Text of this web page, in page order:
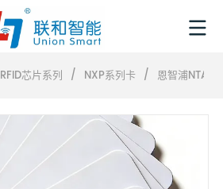
RFID芯片系列 / NXP系列卡 / 恩智浦NTAG